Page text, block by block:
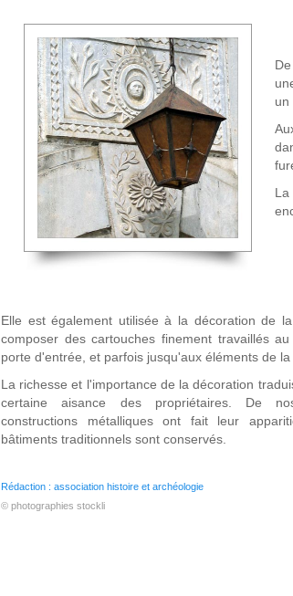
un
Elle est également utilisée à la décoration de
composer des cartouches finement travaillés
porte d'entrée, et parfois jusqu'aux éléments de la
La richesse et l'importance de la décoration
certaine aisance des propriétaires. De
constructions métalliques ont fait leur
bâtiments traditionnels sont conservés.
Rédaction : association histoire et archéologie
© photographies stockli